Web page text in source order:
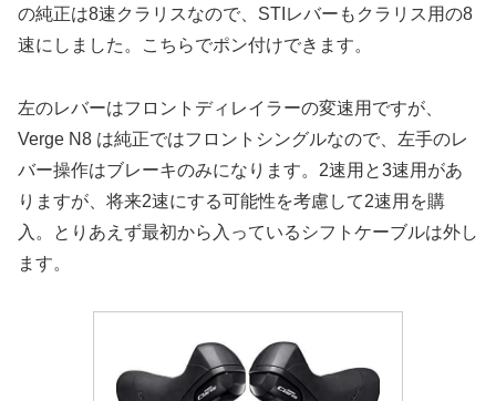
の純正は8速クラリスなので、STIレバーもクラリス用の8
速にしました。こちらでポン付けできます。
左のレバーはフロントディレイラーの変速用ですが、
Verge N8 は純正ではフロントシングルなので、左手のレ
バー操作はブレーキのみになります。2速用と3速用があ
りますが、将来2速にする可能性を考慮して2速用を購
入。とりあえず最初から入っているシフトケーブルは外し
ます。